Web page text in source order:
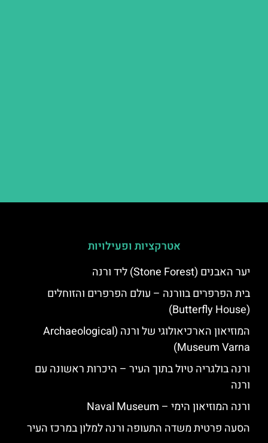
אטרקציות ופעילויות
יער האבנים (Stone Forest) ליד ורנה
בית הפרפרים בוורנה – עולם הפרפרים והזוחלים
(Butterfly House)
המוזיאון הארכיאולוגי של ורנה (Archaeological
Museum Varna)
ורנה בולגריה טיול בתוך העיר – היכרות ראשונה עם
ורנה
ורנה המוזיאון הימי – Naval Museum
הסעה פרטית משדה התעופה ורנה למלון במרכז העיר